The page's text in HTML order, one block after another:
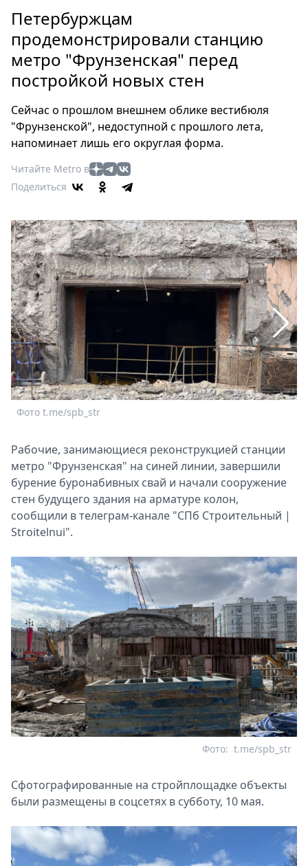
Россия
Мир
Здоровье
Еда
Мода
Театр
Афиша
Книги
Пресс-
релизы
О
Metro
Стримы
Спецпроекты
Звезды
Выборы
2026
Скачай
Metro
Петербуржцам
продемонстрировали станцию
метро "Фрунзенская" перед
постройкой новых стен
Сейчас о прошлом внешнем облике вестибюля
"Фрунзенской", недоступной с прошлого лета,
напоминает лишь его округлая форма.
Читайте Metro в
Поделиться
Фото t.me/spb_str
Рабочие, занимающиеся реконструкцией станции
метро "Фрунзенская" на синей линии, завершили
бурение буронабивных свай и начали сооружение
стен будущего здания на арматуре колон,
сообщили в телеграм-канале "СПб Строительный |
Stroitelnui".
t.me/spb_str
Фото:
Сфотографированные на стройплощадке объекты
были размещены в соцсетях в субботу, 10 мая.